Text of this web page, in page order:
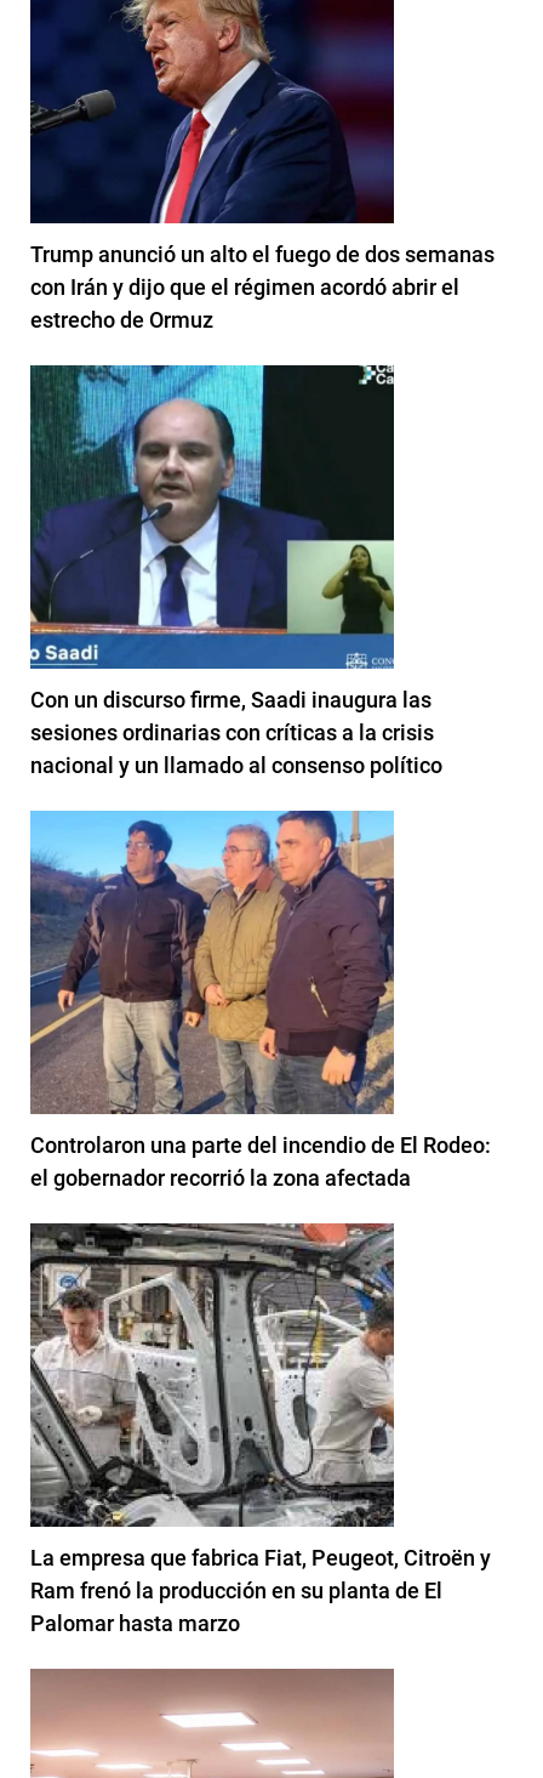
Trump anunció un alto el fuego de dos semanas
con Irán y dijo que el régimen acordó abrir el
estrecho de Ormuz
Con un discurso firme, Saadi inaugura las
sesiones ordinarias con críticas a la crisis
nacional y un llamado al consenso político
Controlaron una parte del incendio de El Rodeo:
el gobernador recorrió la zona afectada
La empresa que fabrica Fiat, Peugeot, Citroën y
Ram frenó la producción en su planta de El
Palomar hasta marzo